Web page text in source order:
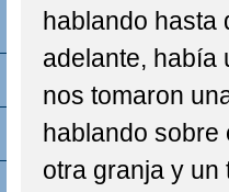
hablando hasta
adelante, había
nos tomaron
hablando
otra granja y un